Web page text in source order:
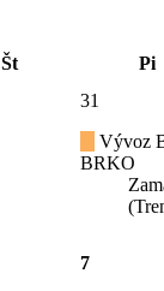
Št Pi
31
Vývoz
BRKO
7